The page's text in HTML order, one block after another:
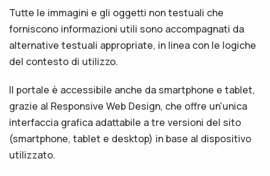
Tutte le immagini e gli oggetti non testuali che
forniscono informazioni utili sono accompagnati da
alternative testuali appropriate, in linea con le logiche
del contesto di utilizzo.
Il portale è accessibile anche da smartphone e tablet,
grazie al Responsive Web Design, che offre un'unica
interfaccia grafica adattabile a tre versioni del sito
(smartphone, tablet e desktop) in base al dispositivo
utilizzato.